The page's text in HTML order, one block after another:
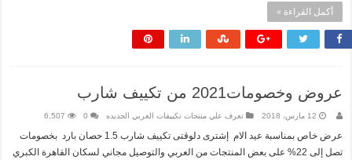
أكمل القراءة »
عروض وخصومات2021 من تكييف شارب
12 مارس، 2018 تعرف علي منتجات تكييفات العربي الجديده 0
6,507
عرض خاص بمناسبة عيد الام إشترى دلوقتى تكييف شارب 1.5 حصان بارد بخصومات
تصل إلى 22% على بعض المنتجات من العربي والتوصيل مجاني لسكان القاهرة الكبري